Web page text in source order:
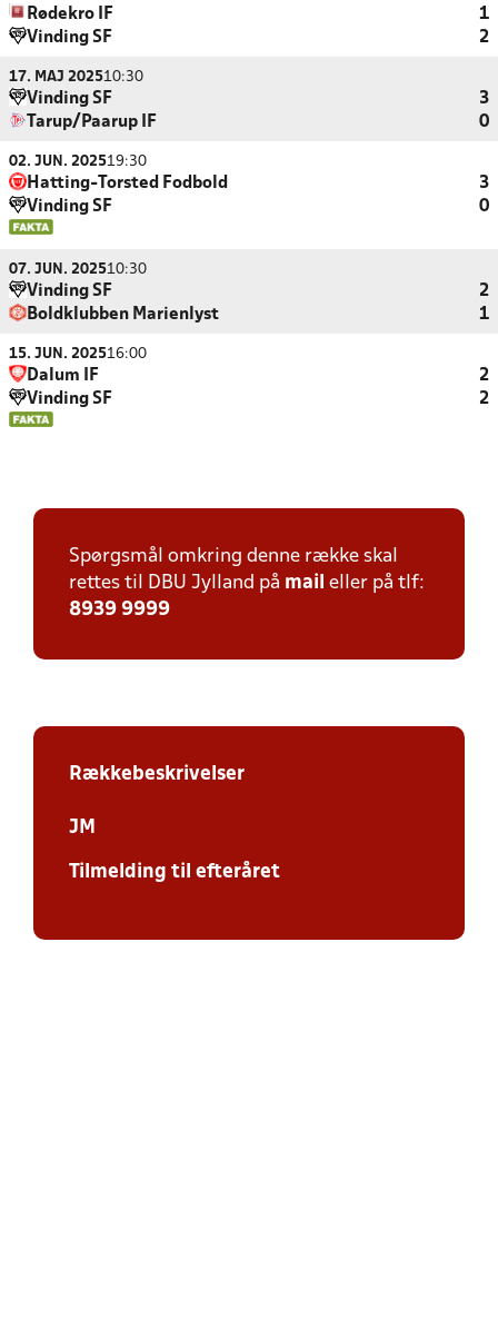
Rødekro IF
1
Vinding SF
2
17. MAJ 202510:30
Vinding SF
3
Tarup/Paarup IF
0
02. JUN. 202519:30
Hatting-Torsted Fodbold
3
Vinding SF
0
07. JUN. 202510:30
Vinding SF
2
Boldklubben Marienlyst
1
15. JUN. 202516:00
Dalum IF
2
Vinding SF
2
Spørgsmål omkring denne række skal
rettes til DBU Jylland på mail eller på tlf:
8939 9999
Rækkebeskrivelser
JM
Tilmelding til efteråret